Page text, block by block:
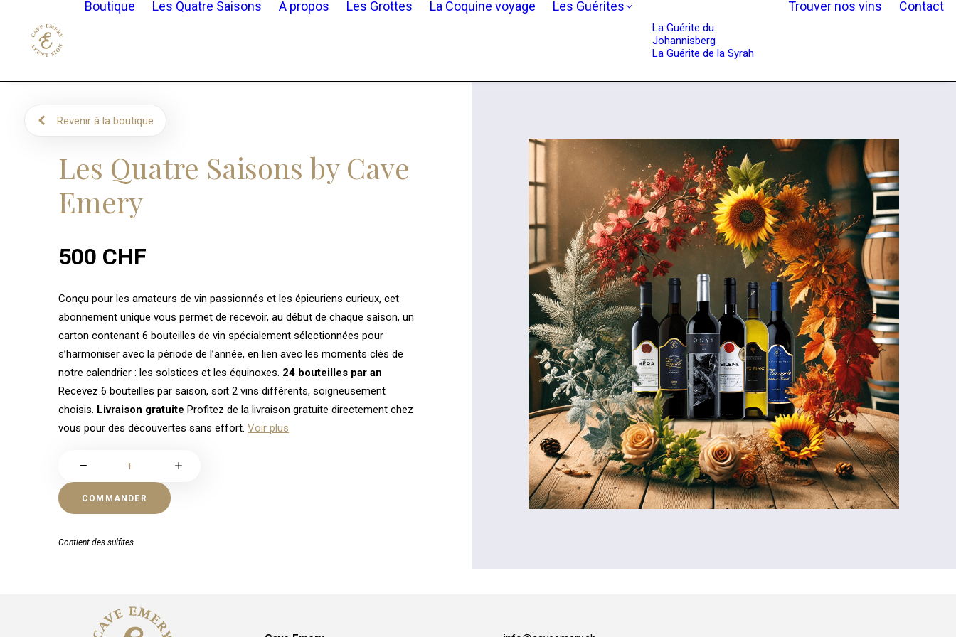
Boutique Les Quatre Saisons A propos Les Grottes La Coquine voyage Les Guérites
La Guérite du
Johannisberg
La Guérite de la Syrah
Trouver nos vins Contact
Revenir à la boutique
Les Quatre Saisons by Cave
Emery
500 CHF
Conçu pour les amateurs de vin passionnés et les épicuriens curieux, cet
abonnement unique vous permet de recevoir, au début de chaque saison, un
carton contenant 6 bouteilles de vin spécialement sélectionnées pour
s’harmoniser avec la période de l’année, en lien avec les moments clés de
notre calendrier : les solstices et les équinoxes. 24 bouteilles par an
Recevez 6 bouteilles par saison, soit 2 vins différents, soigneusement
choisis. Livraison gratuite Profitez de la livraison gratuite directement chez
vous pour des découvertes sans effort. Voir plus
Les
Quatre
COMMANDER
Contient des sulfites.